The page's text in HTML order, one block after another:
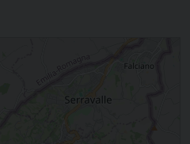
patrona degli emigrati